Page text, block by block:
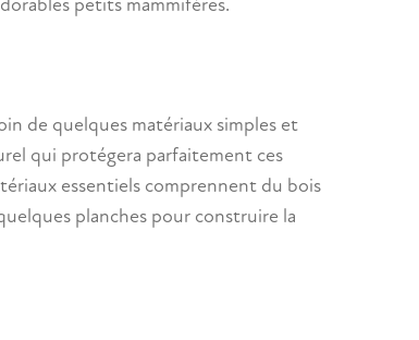
petits mammifères.
de quelques matériaux simples et
qui protégera parfaitement ces
essentiels comprennent du bois
planches pour construire la